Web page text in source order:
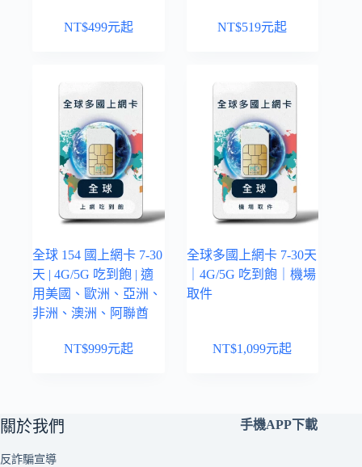
NT$499元起 NT$519元起
全球 154 國上網卡 7-30
天 | 4G/5G 吃到飽 | 適
用美國、歐洲、亞洲、
非洲、澳洲、阿聯酋
NT$999元起
全球多國上網卡 7-30天
｜4G/5G 吃到飽｜機場
取件
NT$1,099元起
關於我們
反詐騙宣導
手機APP下載